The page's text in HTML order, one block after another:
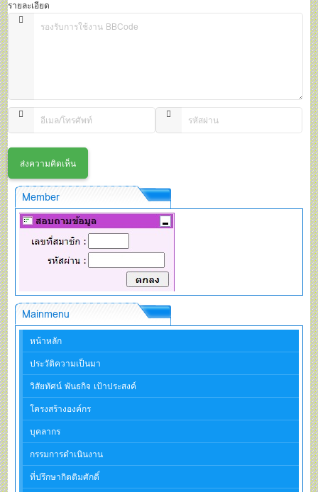
รายละเอียด
Member
Mainmenu
หน้าหลัก
ประวัติความเป็นมา
วิสัยทัศน์ พันธกิจ เป้าประสงค์
โครงสร้างองค์กร
บุคลากร
กรรมการดำเนินงาน
ที่ปรึกษากิตติมศักดิ์